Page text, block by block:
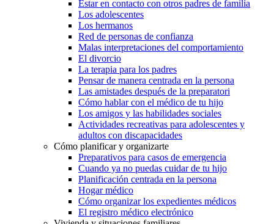
Estar en contacto con otros padres de familia
Los adolescentes
Los hermanos
Red de personas de confianza
Malas interpretaciones del comportamiento
El divorcio
La terapia para los padres
Pensar de manera centrada en la persona
Las amistades después de la preparatori
Cómo hablar con el médico de tu hijo
Los amigos y las habilidades sociales
Actividades recreativas para adolescentes y
adultos con discapacidades
Cómo planificar y organizarte
Preparativos para casos de emergencia
Cuando ya no puedas cuidar de tu hijo
Planificación centrada en la persona
Hogar médico
Cómo organizar los expedientes médicos
El registro médico electrónico